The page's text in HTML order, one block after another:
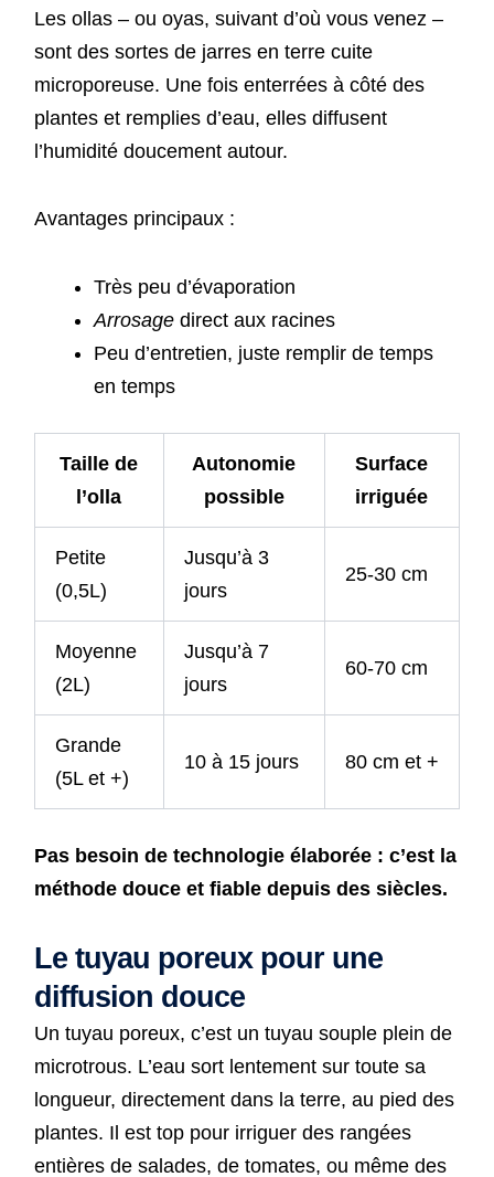
Les ollas – ou oyas, suivant d’où vous venez –
sont des sortes de jarres en terre cuite
microporeuse. Une fois enterrées à côté des
plantes et remplies d’eau, elles diffusent
l’humidité doucement autour.
Avantages principaux :
Très peu d’évaporation
Arrosagedirect aux racines
Peu d’entretien, juste remplir de temps
en temps
Taille de
l’olla
Autonomie
possible
Surface
irriguée
Petite
(0,5L)
Jusqu’à 3
jours
25-30 cm
Moyenne
(2L)
Jusqu’à 7
jours
60-70 cm
Grande
(5L et +)
10 à 15 jours 80 cm et +
Pas besoin de technologie élaborée : c’est la
méthode douce et fiable depuis des siècles.
Le tuyau poreux pour une
diffusion douce
Un tuyau poreux, c’est un tuyau souple plein de
microtrous. L’eau sort lentement sur toute sa
longueur, directement dans la terre, au pied des
plantes. Il est top pour irriguer des rangées
entières de salades, de tomates, ou même des